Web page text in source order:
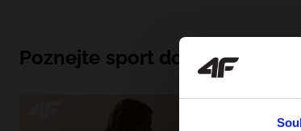
Poznejte sport do hloubky